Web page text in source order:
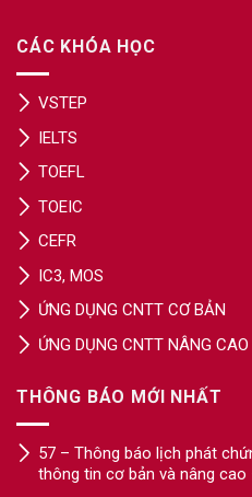
CÁC KHÓA HỌC
VSTEP
ỨNG DỤNG CNTT CƠ BẢN
ỨNG DỤNG CNTT NÂNG CAO
IC3, MOS
IELTS
TOEFL
TOEIC
CEFR
THÔNG BÁO MỚI NHẤT
57 – Thông báo lịch phát
thông tin cơ bản và nâng